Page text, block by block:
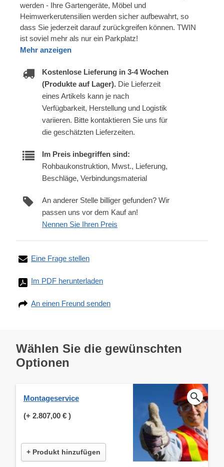
werden - Ihre Gartengeräte, Möbel und
Heimwerkerutensilien werden sicher aufbewahrt, so
dass Sie jederzeit darauf zurückgreifen können. TWIN
ist soviel mehr als nur ein Parkplatz!
Mehr anzeigen
Kostenlose Lieferung in 3-4 Wochen
(Produkte auf Lager). Die Lieferzeit
eines Artikels kann je nach
Verfügbarkeit, Herstellung und Logistik
variieren. Bitte kontaktieren Sie uns für
die geschätzten Lieferzeiten.
Im Preis inbegriffen sind:
Rohbaukonstruktion, Mwst., Lieferung,
Beschläge, Verbindungsmaterial
An anderer Stelle billiger gefunden? Wir
passen uns vor dem Kauf an!
Nennen Sie Ihren Preis
Eine Frage stellen
Im PDF herunterladen
An einen Freund senden
Wählen Sie die gewünschten
Optionen
Montageservice
(+ 2.807,00 € )
+ Produkt hinzufügen